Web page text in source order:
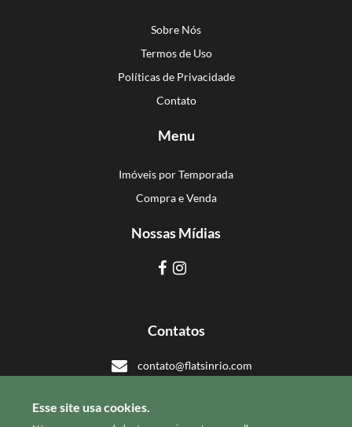
Sobre Nós
Termos de Uso
Políticas de Privacidade
Contato
Menu
Imóveis por Temporada
Compra e Venda
Nossas Mídias
Contatos
contato@flatsinrio.com
+55 21 993918308
Esse site usa cookies.